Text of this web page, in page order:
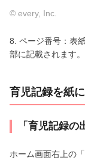
© every, Inc.
8. ページ番号：表
部に記載されます。
育児記録を紙
「育児記録の
ホーム画面右上の